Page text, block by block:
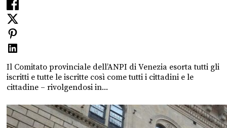
Il Comitato provinciale dell’ANPI di Venezia esorta tutti gli
iscritti e tutte le iscritte così come tutti i cittadini e le
cittadine – rivolgendosi in...